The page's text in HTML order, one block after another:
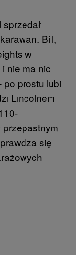
Bill,
w
nie ma nic
prostu lubi
Lincolnem
przepastnym
się